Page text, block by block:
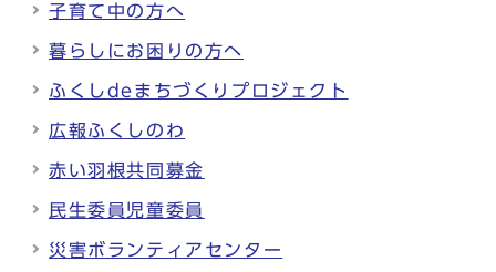
子育て中の方へ
暮らしにお困りの方へ
ふくしdeまちづくりプロジェクト
広報ふくしのわ
赤い羽根共同募金
民生委員児童委員
災害ボランティアセンター